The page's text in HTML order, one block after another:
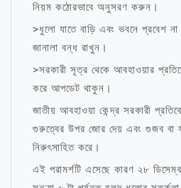
নিয়ম কঠোরভাবে অনুসরণ করুন।
>ধুলো যাতে বাড়ি এবং ভবনে প্রবেশ
জানালা বন্ধ রাখুন।
>সরকারী সূত্র থেকে আবহাওয়ার
করে আপডেট থাকুন।
জাতীয় আবহাওয়া কেন্দ্র সরকারী
গুরুত্বের উপর জোর দেয় এবং গুজব বা
নিরুৎসাহিত করে।
এই পরামর্শটি এসেছে কারণ ২৮